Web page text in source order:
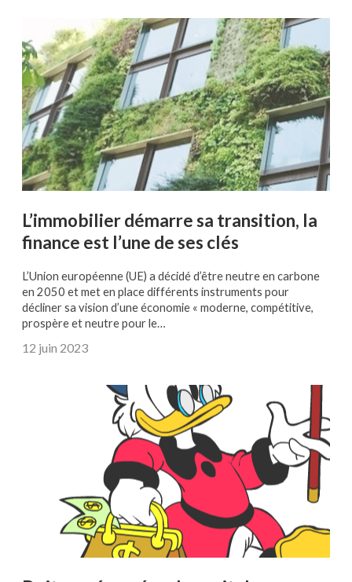
L’immobilier démarre sa transition, la
finance est l’une de ses clés
L’Union européenne (UE) a décidé d’être neutre en carbone
en 2050 et met en place différents instruments pour
décliner sa vision d’une économie « moderne, compétitive,
prospère et neutre pour le…
12 juin 2023